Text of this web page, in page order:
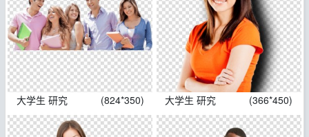
大学生 研究 (824*350) 大学生 研究 (366*450)